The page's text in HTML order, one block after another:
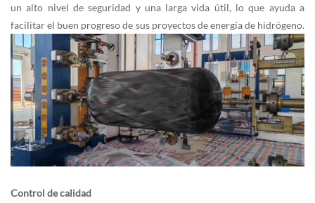
un alto nivel de seguridad y una larga vida útil, lo que ayuda a
facilitar el buen progreso de sus proyectos de energía de hidrógeno.
Control de calidad